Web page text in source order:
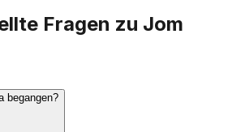
Fragen zu Jom
begangen?